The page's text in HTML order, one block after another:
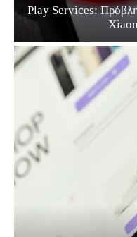
Play Services: